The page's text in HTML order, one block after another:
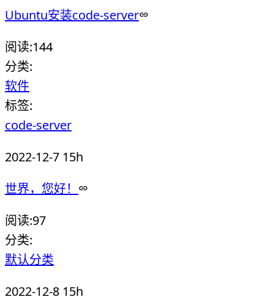
Ubuntu安装code-server
阅读:144
分类:
软件
标签:
code-server
2022-12-7 15h
世界，您好！
阅读:97
分类:
默认分类
2022-12-8 15h